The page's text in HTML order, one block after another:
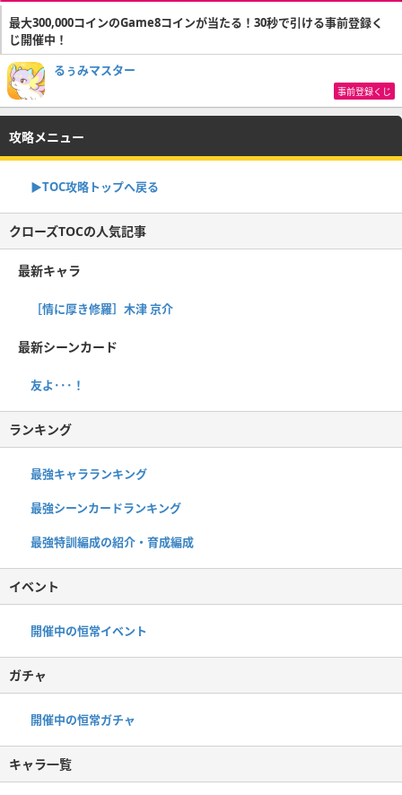
最大300,000コインのGame8コインが当たる！30秒で引ける事前登録く
じ開催中！
るぅみマスター
事前登録くじ
攻略メニュー
▶TOC攻略トップへ戻る
クローズTOCの人気記事
最新キャラ
［情に厚き修羅］木津 京介
最新シーンカード
友よ･･･！
ランキング
最強キャラランキング
最強シーンカードランキング
最強特訓編成の紹介・育成編成
イベント
開催中の恒常イベント
ガチャ
開催中の恒常ガチャ
キャラ一覧